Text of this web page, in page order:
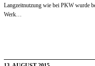
Langzeitnutzung wie bei PKW wurde
Werk…